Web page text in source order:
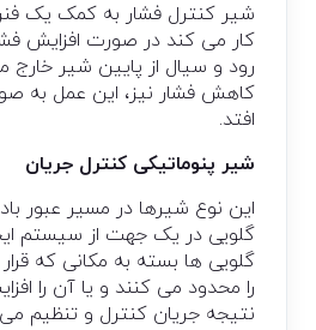
شیر کنترل فشار به کمک یک
کار می کند در صورت افزایش
رود و سیال از پایین شیر
کاهش فشار نیز، این عمل به
افتد.
شیر پنوماتیکی کنترل جریان
این نوع شیرها در مسیر عبور
گلویی در یک جهت از سیستم
گلویی ها بسته به مکانی که قرار
را محدود می کنند و یا آن را
نتیجه جریان کنترل و تنظیم